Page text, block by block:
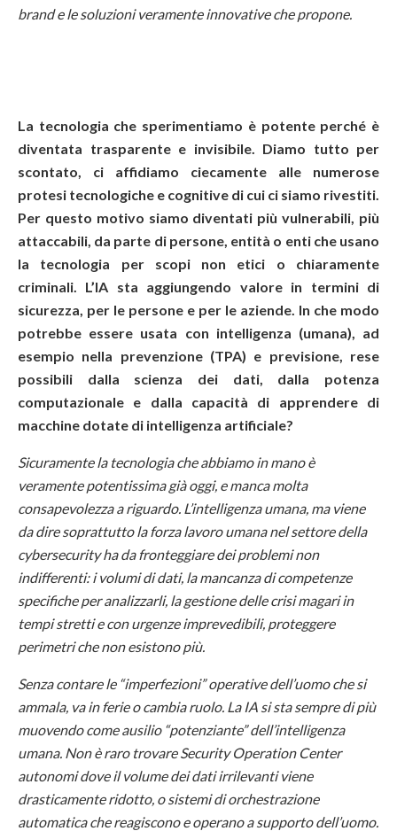
brand e le soluzioni veramente innovative che propone.
La tecnologia che sperimentiamo è potente perché è
diventata trasparente e invisibile. Diamo tutto per
scontato, ci affidiamo ciecamente alle numerose
protesi tecnologiche e cognitive di cui ci siamo rivestiti.
Per questo motivo siamo diventati più vulnerabili, più
attaccabili, da parte di persone, entità o enti che usano
la tecnologia per scopi non etici o chiaramente
criminali. L’IA sta aggiungendo valore in termini di
sicurezza, per le persone e per le aziende. In che modo
potrebbe essere usata con intelligenza (umana), ad
esempio nella prevenzione (TPA) e previsione, rese
possibili dalla scienza dei dati, dalla potenza
computazionale e dalla capacità di apprendere di
macchine dotate di intelligenza artificiale?
Sicuramente la tecnologia che abbiamo in mano è
veramente potentissima già oggi, e manca molta
consapevolezza a riguardo. L’intelligenza umana, ma viene
da dire soprattutto la forza lavoro umana nel settore della
cybersecurity ha da fronteggiare dei problemi non
indifferenti: i volumi di dati, la mancanza di competenze
specifiche per analizzarli, la gestione delle crisi magari in
tempi stretti e con urgenze imprevedibili, proteggere
perimetri che non esistono più.
Senza contare le “imperfezioni” operative dell’uomo che si
ammala, va in ferie o cambia ruolo. La IA si sta sempre di più
muovendo come ausilio “potenziante” dell’intelligenza
umana. Non è raro trovare Security Operation Center
autonomi dove il volume dei dati irrilevanti viene
drasticamente ridotto, o sistemi di orchestrazione
automatica che reagiscono e operano a supporto dell’uomo.